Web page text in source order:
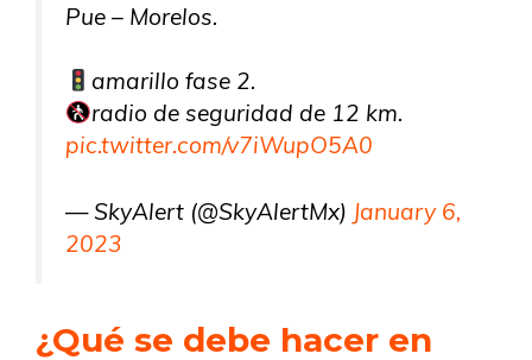
Pue – Morelos.
amarillo fase 2.
radio de seguridad de 12 km.
pic.twitter.com/v7iWupO5A0
— SkyAlert (@SkyAlertMx) January 6,
2023
¿Qué se debe hacer en